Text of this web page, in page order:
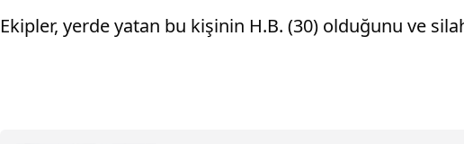
Ekipler, yerde yatan bu kişinin H.B. (30) olduğunu ve